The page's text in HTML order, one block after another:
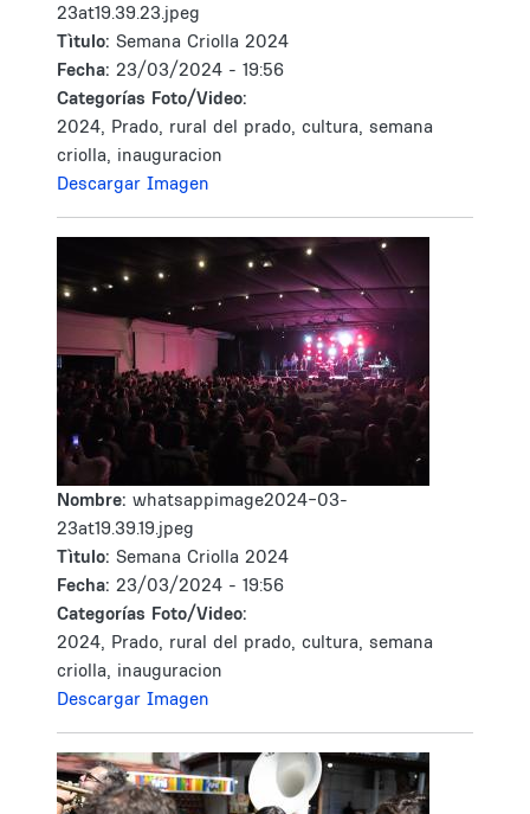
23at19.39.23.jpeg
Tìtulo: Semana Criolla 2024
Fecha: 23/03/2024 - 19:56
Categorías Foto/Video:
2024, Prado, rural del prado, cultura, semana
criolla, inauguracion
Descargar Imagen
Nombre: whatsappimage2024-03-
23at19.39.19.jpeg
Tìtulo: Semana Criolla 2024
Fecha: 23/03/2024 - 19:56
Categorías Foto/Video:
2024, Prado, rural del prado, cultura, semana
criolla, inauguracion
Descargar Imagen